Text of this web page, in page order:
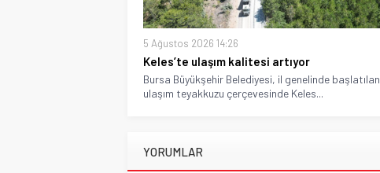
5 Ağustos 2026 14:26
Keles’te ulaşım kalitesi artıyor
Bursa Büyükşehir Belediyesi, il genelinde başlatılan
ulaşım teyakkuzu çerçevesinde Keles...
YORUMLAR